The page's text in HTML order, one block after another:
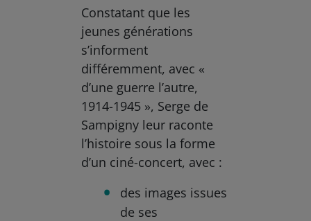
Constatant que les
jeunes générations
s’informent
différemment, avec «
d’une guerre l’autre,
1914-1945 », Serge de
Sampigny leur raconte
l’histoire sous la forme
d’un ciné-concert, avec :
des images issues
de ses